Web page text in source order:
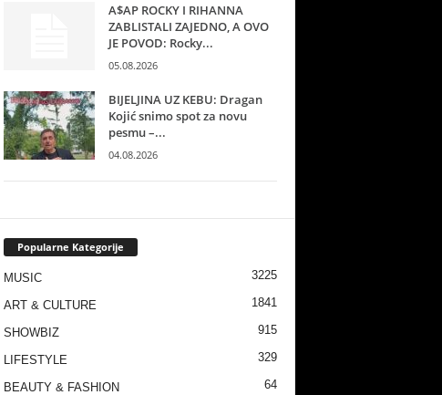
A$AP ROCKY I RIHANNA
ZABLISTALI ZAJEDNO, A OVO
JE POVOD: Rocky...
05.08.2026
BIJELJINA UZ KEBU: Dragan
Kojić snimo spot za novu
pesmu –...
04.08.2026
Popularne Kategorije
MUSIC 3225
ART & CULTURE 1841
SHOWBIZ 915
LIFESTYLE 329
BEAUTY & FASHION 64